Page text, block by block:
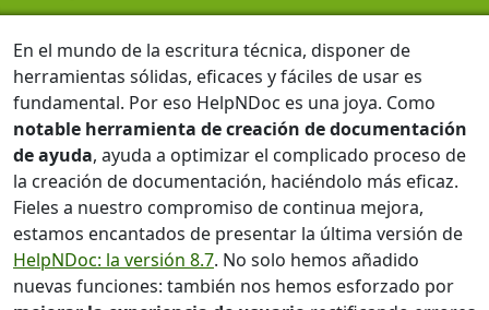
En el mundo de la escritura técnica, disponer de
herramientas sólidas, eficaces y fáciles de usar es
fundamental. Por eso HelpNDoc es una joya. Como
notable herramienta de creación de documentación
de ayuda, ayuda a optimizar el complicado proceso de
la creación de documentación, haciéndolo más eficaz.
Fieles a nuestro compromiso de continua mejora,
estamos encantados de presentar la última versión de
HelpNDoc: la versión 8.7. No solo hemos añadido
nuevas funciones: también nos hemos esforzado por